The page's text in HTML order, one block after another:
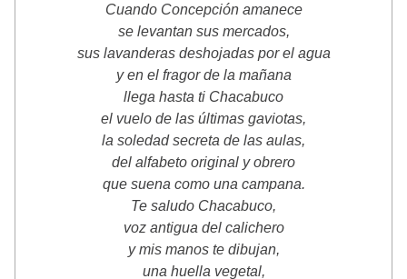
Cuando Concepción amanece
se levantan sus mercados,
sus lavanderas deshojadas por el agua
y en el fragor de la mañana
llega hasta ti Chacabuco
el vuelo de las últimas gaviotas,
la soledad secreta de las aulas,
del alfabeto original y obrero
que suena como una campana.
Te saludo Chacabuco,
voz antigua del calichero
y mis manos te dibujan,
una huella vegetal,